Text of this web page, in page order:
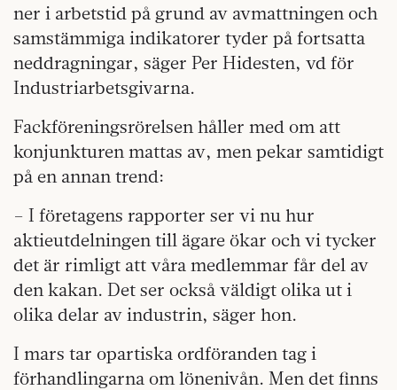
ner i arbetstid på grund av avmattningen och
samstämmiga indikatorer tyder på fortsatta
neddragningar, säger Per Hidesten, vd för
Industriarbetsgivarna.
Fackföreningsrörelsen håller med om att
konjunkturen mattas av, men pekar samtidigt
på en annan trend:
– I företagens rapporter ser vi nu hur
aktieutdelningen till ägare ökar och vi tycker
det är rimligt att våra medlemmar får del av
den kakan. Det ser också väldigt olika ut i
olika delar av industrin, säger hon.
I mars tar opartiska ordföranden tag i
förhandlingarna om lönenivån. Men det finns